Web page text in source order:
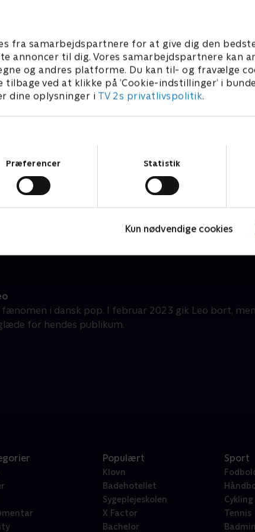
fra samarbejdspartnere for at give dig den
annoncer til dig. Vores samarbejdspartnere kan
og andres platforme. Du kan til- og fravælge
ved at klikke på ’Cookie-indstillinger’ i
dine oplysninger i TV 2s privatlivspolitik.
Præferencer Statistik
Kun nødvendige cookies
banden for altid
fænomen i dansk pop. I februar 2023 gik Leo bort,
for hendes publikum.
Populært
Klovn
Badehotellet
Sygeplejeskolen
X Factor
Bachelor
Sport
Cykling
Tennis